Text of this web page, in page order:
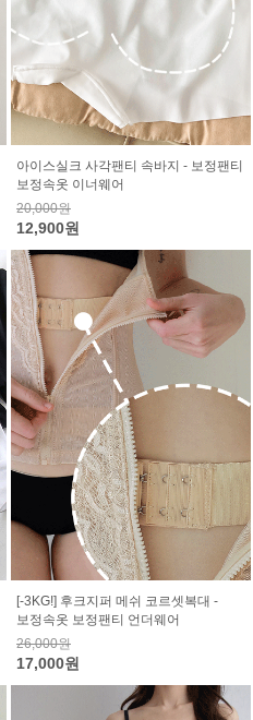
아이스실크 사각팬티 속바지 - 보정팬티
보정속옷 이너웨어
20,000원
12,900원
[-3KG!] 후크지퍼 메쉬 코르셋복대 -
보정속옷 보정팬티 언더웨어
26,000원
17,000원